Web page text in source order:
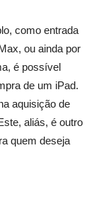
como entrada
ou ainda por
é possível
de um iPad.
aquisição de
aliás, é outro
quem deseja